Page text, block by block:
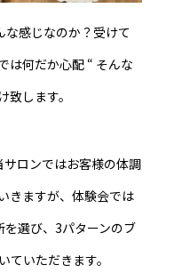
な感じなのか？受けて
は何だか心配 “ そんな
します。
ロンではお客様の体調
きますが、体験会では
を選び、3パターンのブ
ていただきます。